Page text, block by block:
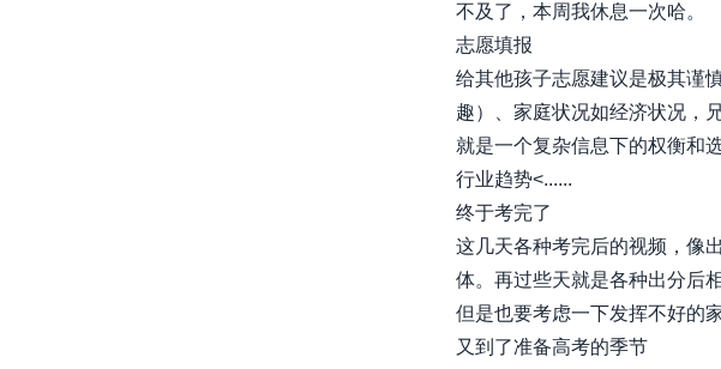
不及了，本周我休息一次哈。
志愿填报
给其他孩子志愿建议是极其谨
趣）、家庭状况如经济状况，
就是一个复杂信息下的权衡和
行业趋势<......
终于考完了
这几天各种考完后的视频，像
体。再过些天就是各种出分后
但是也要考虑一下发挥不好的
又到了准备高考的季节